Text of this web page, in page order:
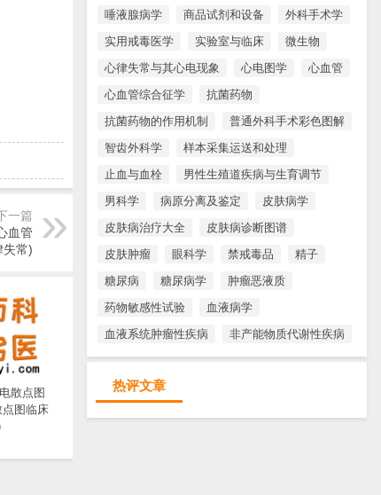
唾液腺病学
商品试剂和设备
外科手术学
实用戒毒医学
实验室与临床
微生物
心律失常与其心电现象
心电图学
心血管
心血管综合征学
抗菌药物
抗菌药物的作用机制
普通外科手术彩色图解
智齿外科学
样本采集运送和处理
止血与血栓
男性生殖道疾病与生育调节
男科学
病原分离及鉴定
皮肤病学
皮肤病治疗大全
皮肤病诊断图谱
皮肤肿瘤
眼科学 禁戒毒品
精子
糖尿病
糖尿病学
肿瘤恶液质
药物敏感性试验
血液病学
血液系统肿瘤性疾病
非产能物质代谢性疾病
热评文章
一篇
血管
失常)
散点图
图临床